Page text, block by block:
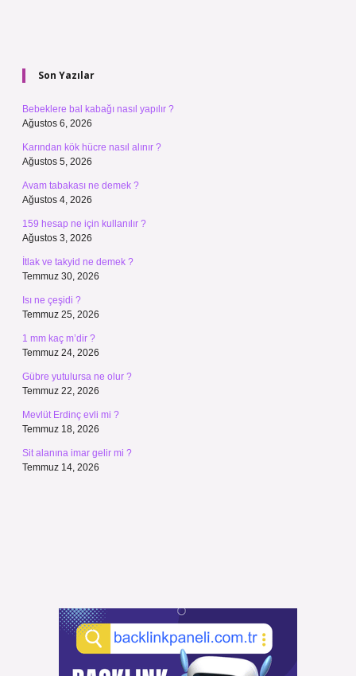
Son Yazılar
Bebeklere bal kabağı nasıl yapılır ?
Ağustos 6, 2026
Karından kök hücre nasıl alınır ?
Ağustos 5, 2026
Avam tabakası ne demek ?
Ağustos 4, 2026
159 hesap ne için kullanılır ?
Ağustos 3, 2026
İtlak ve takyid ne demek ?
Temmuz 30, 2026
Isı ne çeşidi ?
Temmuz 25, 2026
1 mm kaç m’dir ?
Temmuz 24, 2026
Gübre yutulursa ne olur ?
Temmuz 22, 2026
Mevlüt Erdinç evli mi ?
Temmuz 18, 2026
Sit alanına imar gelir mi ?
Temmuz 14, 2026